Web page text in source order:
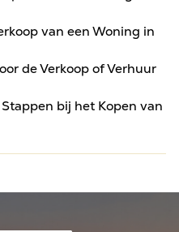
van een Woning in
de Verkoop of Verhuur
bij het Kopen van